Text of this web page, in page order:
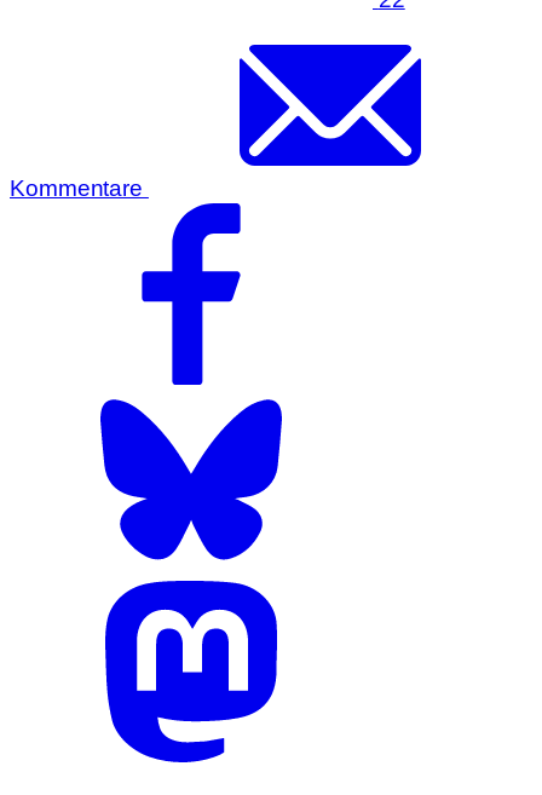
Kommentare